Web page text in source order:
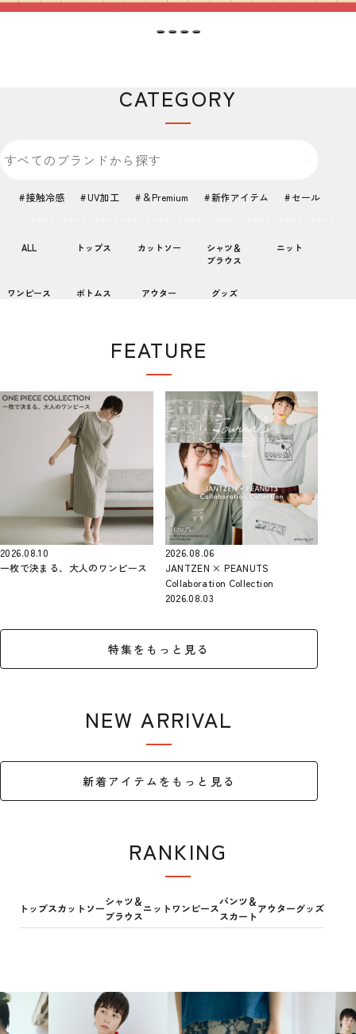
CATEGORY
接触冷感 UV加工 ＆Premium 新作アイテム セール
ALL トップス カットソー
シャツ＆
ブラウス
ニット
ワンピース ボトムス アウター グッズ
FEATURE
2026.08.10
一枚で決まる、大人のワンピース
2026.08.06
JANTZEN × PEANUTS
Collaboration Collection
2026.08.03
特集をもっと見る
NEW ARRIVAL
新着アイテムをもっと見る
RANKING
トップスカットソー
シャツ＆
ブラウス
ニット ワンピース
パンツ＆
スカート
アウターグッズ